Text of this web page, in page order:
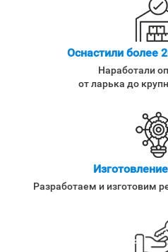
Оснастили более
Наработали
от ларька до
Разработаем и изготовим